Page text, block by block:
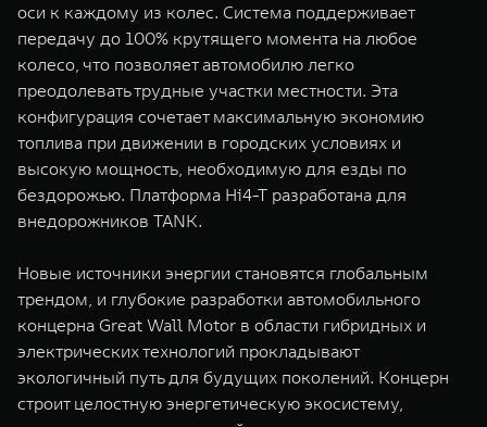
оси к каждому из колес. Система поддерживает
передачу до 100% крутящего момента на любое
колесо, что позволяет автомобилю легко
преодолевать трудные участки местности. Эта
конфигурация сочетает максимальную экономию
топлива при движении в городских условиях и
высокую мощность, необходимую для езды по
бездорожью. Платформа Hi4-T разработана для
внедорожников TANK.
Новые источники энергии становятся глобальным
трендом, и глубокие разработки автомобильного
концерна Great Wall Motor в области гибридных и
электрических технологий прокладывают
экологичный путь для будущих поколений. Концерн
строит целостную энергетическую экосистему,